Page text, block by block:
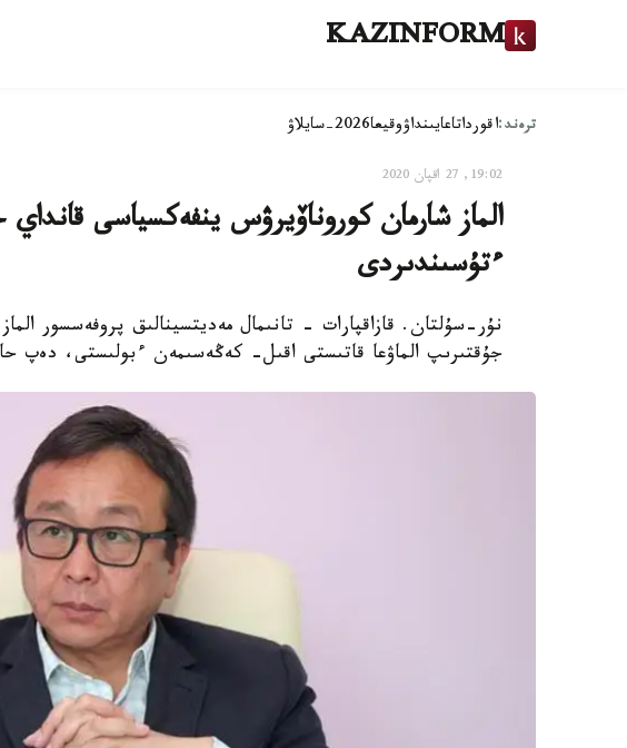
KAZINFORM
ترەند:اقورداتاعايىنداۋوقيعا2026-سايلاۋ
19:02, 27 اقپان 2020
الماز شارمان كوروناۆيرۋس ينفەكسياسى
ءتۇسىندىردى
نۇر-سۇلتان. قازاقپارات - تانىمال مەديتسينالىق پروفەسسور
جۇقتىرىپ الماۋعا قاتىستى اقىل- كەڭەسىمەن ءبولىستى، دەپ